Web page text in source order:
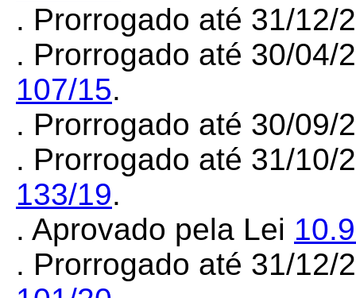
. Prorrogado até 31/
. Prorrogado até 30/04/
107/15.
. Prorrogado até 30/
. Prorrogado até 31/10/
133/19.
. Aprovado pela Lei
. Prorrogado até 31/12/